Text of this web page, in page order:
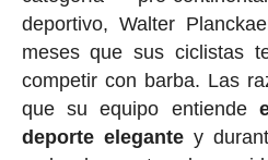
deportivo, Walter
meses que sus ciclistas
competir con barba. Las
que su equipo entiende
deporte elegantey